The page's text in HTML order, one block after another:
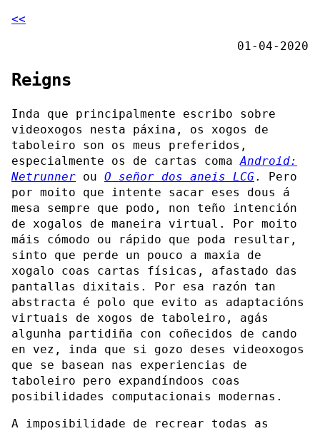
<<
01-04-2020
Reigns
Inda que principalmente escribo sobre
videoxogos nesta páxina, os xogos de
taboleiro son os meus preferidos,
especialmente os de cartas comaAndroid:
Netrunner ou O señor dos aneis LCG. Pero
por moito que intente sacar eses dous á
mesa sempre que podo, non teño intención
de xogalos de maneira virtual. Por moito
máis cómodo ou rápido que poda resultar,
sinto que perde un pouco a maxia de
xogalo coas cartas físicas, afastado das
pantallas dixitais. Por esa razón tan
abstracta é polo que evito as adaptacións
virtuais de xogos de taboleiro, agás
algunha partidiña con coñecidos de cando
en vez, inda que si gozo deses videoxogos
que se basean nas experiencias de
taboleiro pero expandíndoos coas
posibilidades computacionais modernas.
A imposibilidade de recrear todas as